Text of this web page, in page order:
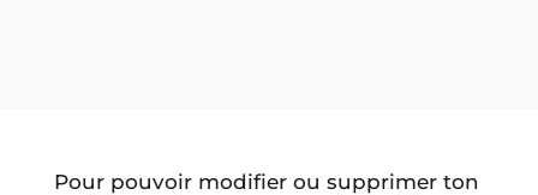
Pour pouvoir modifier ou supprimer ton